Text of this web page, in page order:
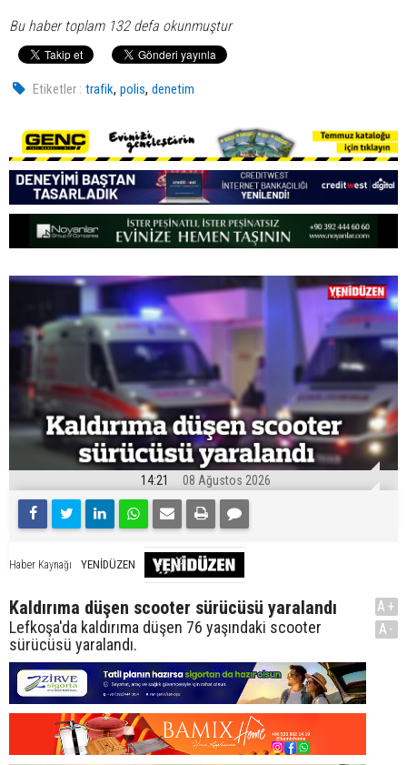
Bu haber toplam 132 defa okunmuştur
Etiketler : trafik,polis,denetim
14:21 08 Ağustos 2026
Haber Kaynağı YENİDÜZEN
Kaldırıma düşen scooter sürücüsü yaralandı
Lefkoşa'da kaldırıma düşen 76 yaşındaki scooter
sürücüsü yaralandı.
A+
A-